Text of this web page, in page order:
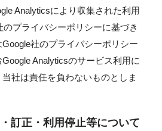
Analyticsにより収集された利用
プライバシーポリシーに基づき
社のプライバシーポリシー
Analyticsのサービス利用に
社は責任を負わないものとしま
訂正・利用停止等について